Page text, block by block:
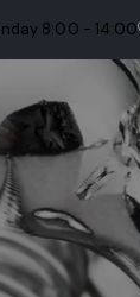
8:00 - 14:00